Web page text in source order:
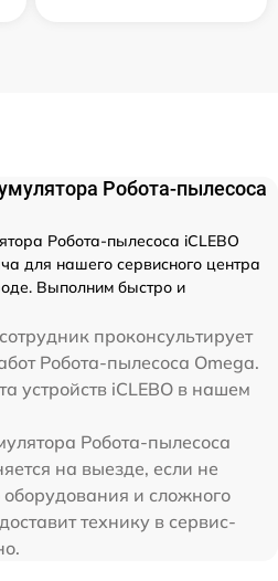
Робота-пылесоса
Робота-пылесоса iCLEBO
для нашего сервисного центра
Выполним быстро и
проконсультирует
Робота-пылесоса Omega.
устройств iCLEBO в нашем
Робота-пылесоса
на выезде, если не
оборудования и сложного
технику в сервис-